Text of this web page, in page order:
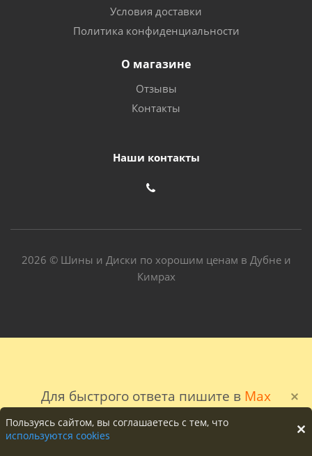
Для быстрого ответа пишите в Max
Условия доставки
Политика конфиденциальности
О магазине
Отзывы
Контакты
Наши контакты
2026 © Шины и Диски по хорошим ценам в Дубне и
Кимрах
Пользуясь сайтом, вы соглашаетесь с тем, что
используются cookies